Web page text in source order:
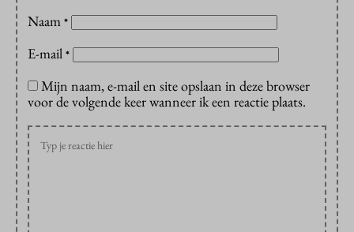
Naam *
E-mail *
Mijn naam, e-mail en site opslaan in deze browser
voor de volgende keer wanneer ik een reactie plaats.